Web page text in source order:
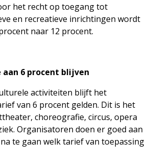
het recht op toegang tot
en recreatieve inrichtingen wordt
naar 12 procent.
6 procent blijven
activiteiten blijft het
van 6 procent gelden. Dit is het
choreografie, circus, opera
Organisatoren doen er goed aan
te gaan welk tarief van toepassing